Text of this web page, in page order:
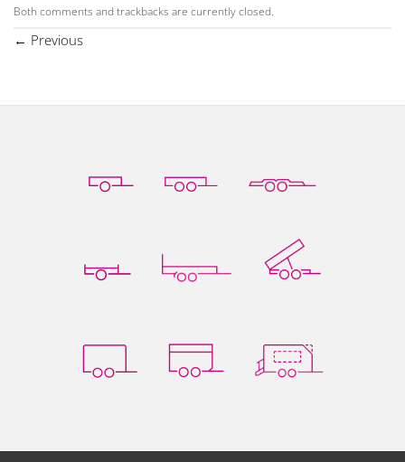
Both comments and trackbacks are currently closed.
← Previous